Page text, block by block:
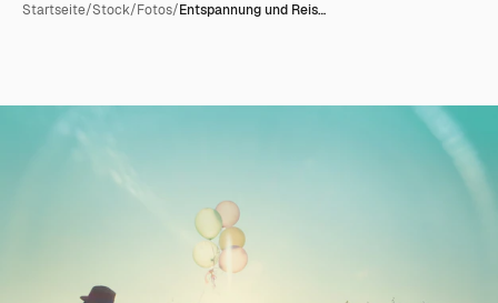
Startseite/Stock/Fotos/Entspannung und Reis…